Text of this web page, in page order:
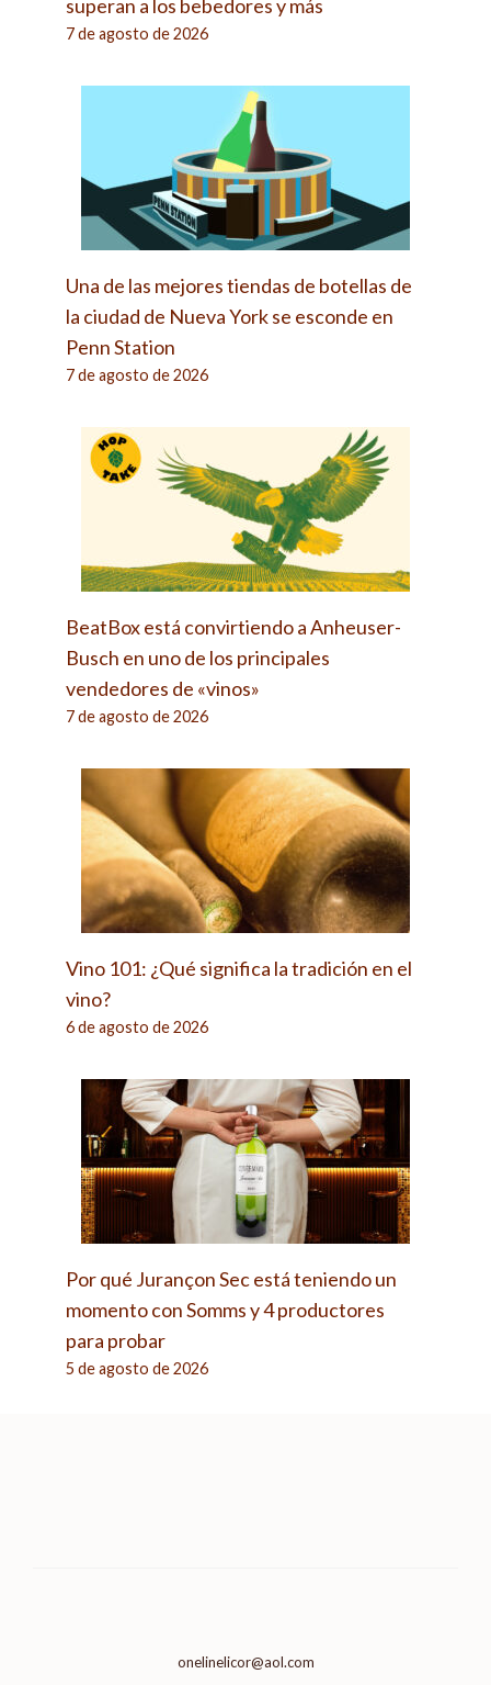
superan a los bebedores y más
7 de agosto de 2026
Una de las mejores tiendas de botellas de
la ciudad de Nueva York se esconde en
Penn Station
7 de agosto de 2026
BeatBox está convirtiendo a Anheuser-
Busch en uno de los principales
vendedores de «vinos»
7 de agosto de 2026
Vino 101: ¿Qué significa la tradición en el
vino?
6 de agosto de 2026
Por qué Jurançon Sec está teniendo un
momento con Somms y 4 productores
para probar
5 de agosto de 2026
onelinelicor@aol.com